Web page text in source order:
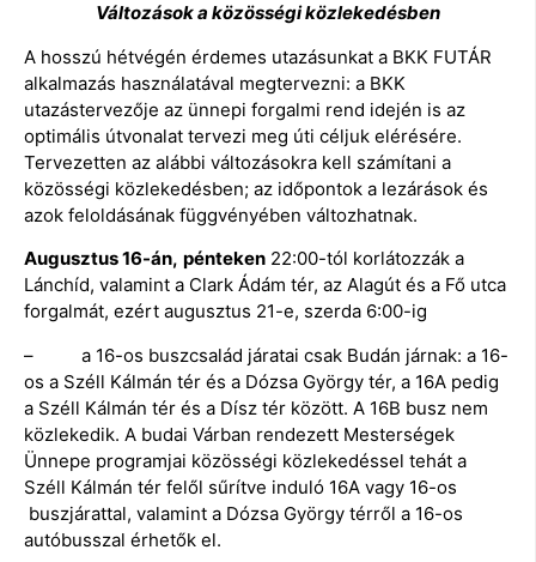
Változások a közösségi közlekedésben
A hosszú hétvégén érdemes utazásunkat a BKK FUTÁR
alkalmazás használatával megtervezni: a BKK
utazástervezője az ünnepi forgalmi rend idején is az
optimális útvonalat tervezi meg úti céljuk elérésére.
Tervezetten az alábbi változásokra kell számítani a
közösségi közlekedésben; az időpontok a lezárások és
azok feloldásának függvényében változhatnak.
Augusztus 16-án, pénteken 22:00-tól korlátozzák a
Lánchíd, valamint a Clark Ádám tér, az Alagút és a Fő utca
forgalmát, ezért augusztus 21-e, szerda 6:00-ig
– a 16-os buszcsalád járatai csak Budán járnak: a 16-
os a Széll Kálmán tér és a Dózsa György tér, a 16A pedig
a Széll Kálmán tér és a Dísz tér között. A 16B busz nem
közlekedik. A budai Várban rendezett Mesterségek
Ünnepe programjai közösségi közlekedéssel tehát a
Széll Kálmán tér felől sűrítve induló 16A vagy 16-os
buszjárattal, valamint a Dózsa György térről a 16-os
autóbusszal érhetők el.